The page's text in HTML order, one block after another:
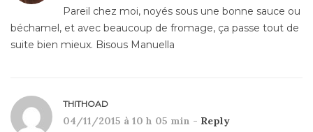
Pareil chez moi, noyés sous une bonne sauce ou
béchamel, et avec beaucoup de fromage, ça passe tout de
suite bien mieux. Bisous Manuella
THITHOAD
04/11/2015 à 10 h 05 min - Reply